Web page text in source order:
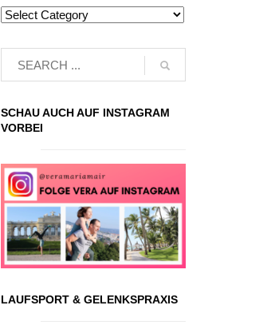
SCHAU AUCH AUF INSTAGRAM
VORBEI
LAUFSPORT & GELENKSPRAXIS